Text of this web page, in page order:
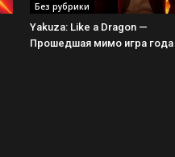
Без рубрики
Yakuza: Like a Dragon —
Прошедшая мимо игра года